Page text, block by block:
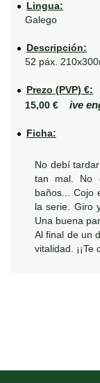
Lingua:
Galego
Descripción:
52 páx.
Prezo (PVP) €:
15,00 € ive
Ficha:
No debí
tan mal. No
baños... Cojo
la serie. Giro
Una buena
Al final de un
vitalidad.